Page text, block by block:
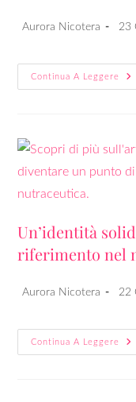
Aurora Nicotera 23
Continua A Leggere
Un’identità
riferimento nel
Aurora Nicotera 22
Continua A Leggere